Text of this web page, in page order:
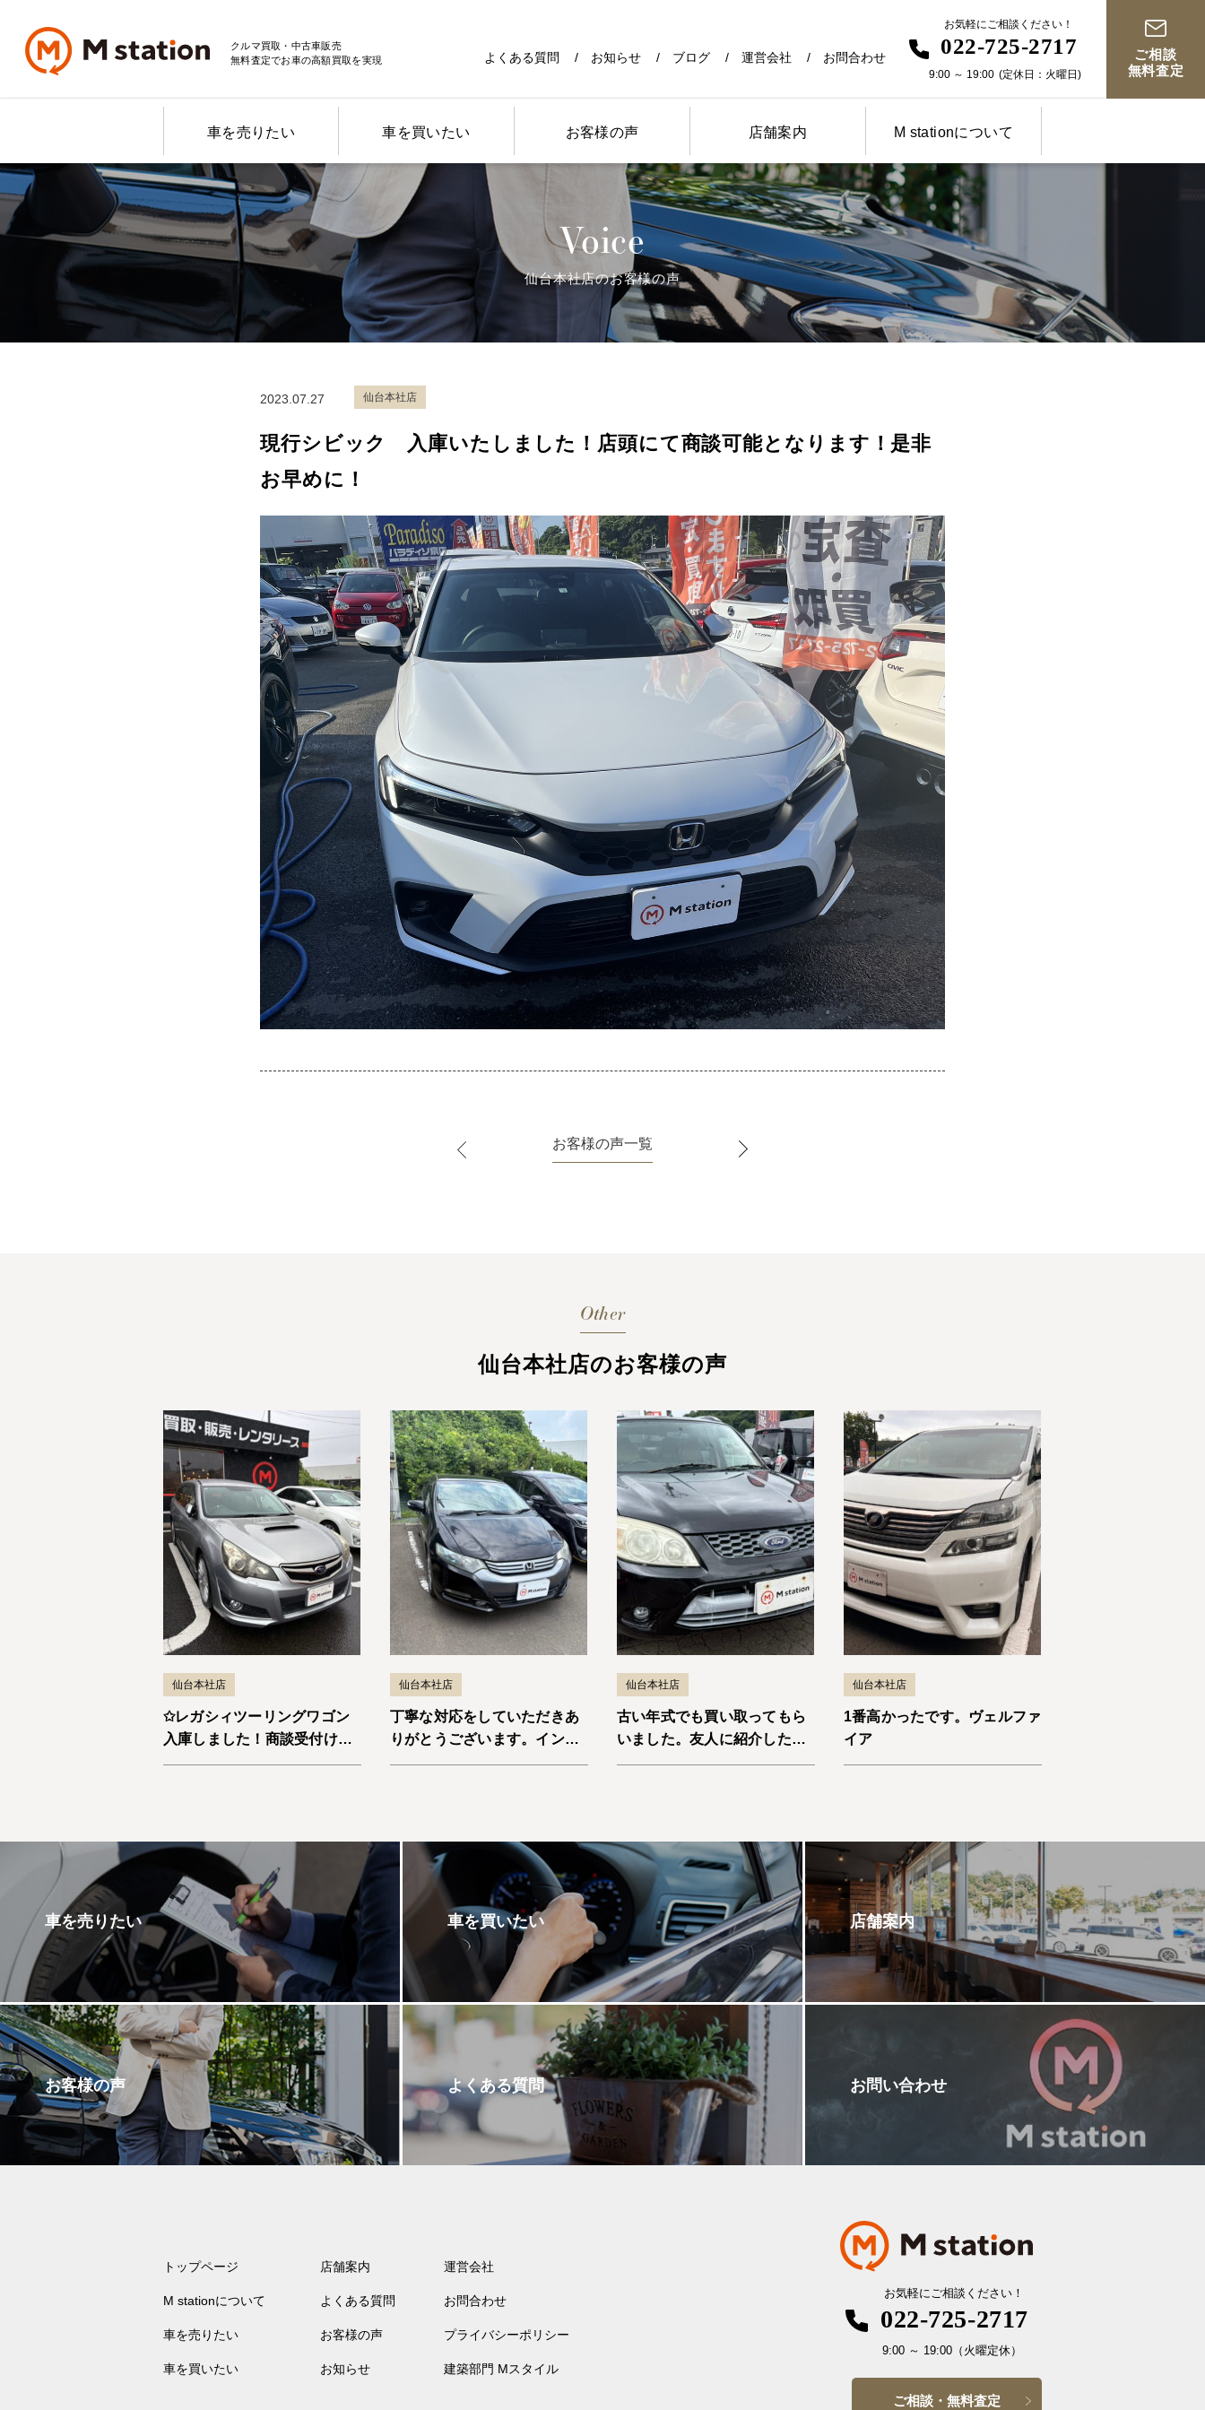
クルマ買取・中古車販売
無料査定でお車の高額買取を実現
よくある質問 お知らせ ブログ 運営会社 お問合わせ
お気軽にご相談ください！
022-725-2717
9:00 ～ 19:00 (定休日：火曜日)
ご相談
無料査定
車を売りたい 車を買いたい お客様の声 店舗案内 M stationについて
Voice
仙台本社店のお客様の声
2023.07.27 仙台本社店
現行シビック 入庫いたしました！店頭にて商談可能となります！是非
お早めに！
お客様の声一覧
Other
仙台本社店のお客様の声
仙台本社店
✩レガシィツーリングワゴン
入庫しました！商談受付け中
です✩
仙台本社店
丁寧な対応をしていただきあ
りがとうございます。インサ
イト
仙台本社店
古い年式でも買い取ってもら
いました。友人に紹介したい
と思います。エスケープ
仙台本社店
1番高かったです。ヴェルファ
イア
車を売りたい 車を買いたい 店舗案内
お客様の声 よくある質問 お問い合わせ
トップページ
M stationについて
車を売りたい
車を買いたい
店舗案内
よくある質問
お客様の声
お知らせ
運営会社
お問合わせ
プライバシーポリシー
建築部門 Mスタイル
お気軽にご相談ください！
022-725-2717
9:00 ～ 19:00 （火曜定休）
ご相談・無料査定